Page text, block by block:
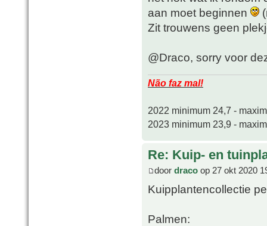
aan moet beginnen
Zit trouwens geen
@Draco, sorry voor
Não faz mal!
2022 minimum 24,7 -
2023 minimum 23,9 -
Re: Kuip- en
door draco op 27 okt 2020
Kuipplantencollectie
Palmen: